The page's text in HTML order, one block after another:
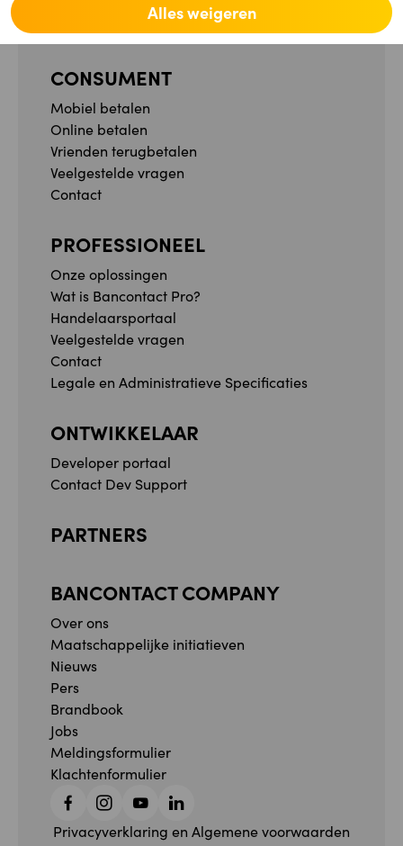
Alles weigeren
CONSUMENT
Mobiel betalen
Online betalen
Vrienden terugbetalen
Veelgestelde vragen
Contact
PROFESSIONEEL
Onze oplossingen
Wat is Bancontact Pro?
Handelaarsportaal
Veelgestelde vragen
Contact
Legale en Administratieve Specificaties
ONTWIKKELAAR
Developer portaal
Contact Dev Support
PARTNERS
BANCONTACT COMPANY
Over ons
Maatschappelijke initiatieven
Nieuws
Pers
Brandbook
Jobs
Meldingsformulier
Klachtenformulier
FacebookInstagram
YouTubeLinkedin
Privacyverklaring en Algemene voorwaarden